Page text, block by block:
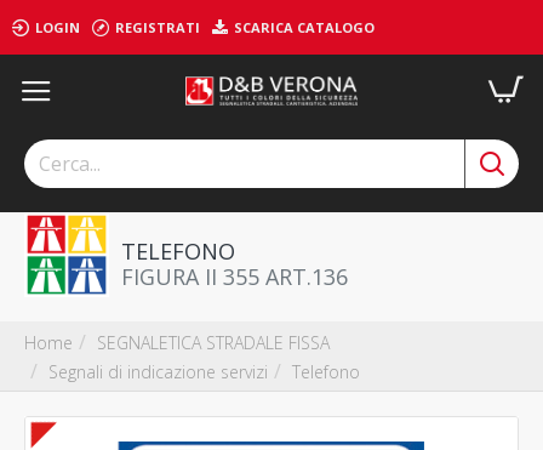
LOGIN REGISTRATI SCARICA CATALOGO
Home
SEGNALETICA STRADALE FISSA
Segnali di indicazione servizi
Telefono
TELEFONO
FIGURA II 355 ART.136